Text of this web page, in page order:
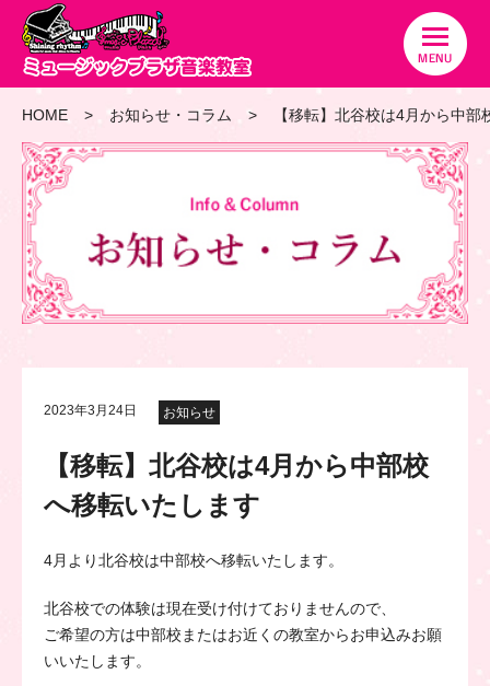
HOME お知らせ・コラム 【移転】北谷校は4月から中
2023年3月24日 お知らせ
【移転】北谷校は4月から中部校
へ移転いたします
4月より北谷校は中部校へ移転いたします。
北谷校での体験は現在受け付けておりませんので、
ご希望の方は中部校またはお近くの教室からお申込みお願
いいたします。